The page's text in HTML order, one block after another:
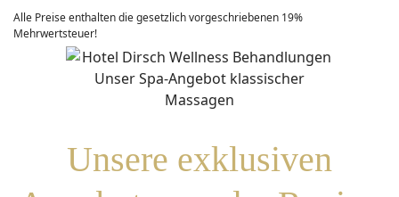
Alle Preise enthalten die gesetzlich vorgeschriebenen 19%
Mehrwertsteuer!
Unsere exklusiven